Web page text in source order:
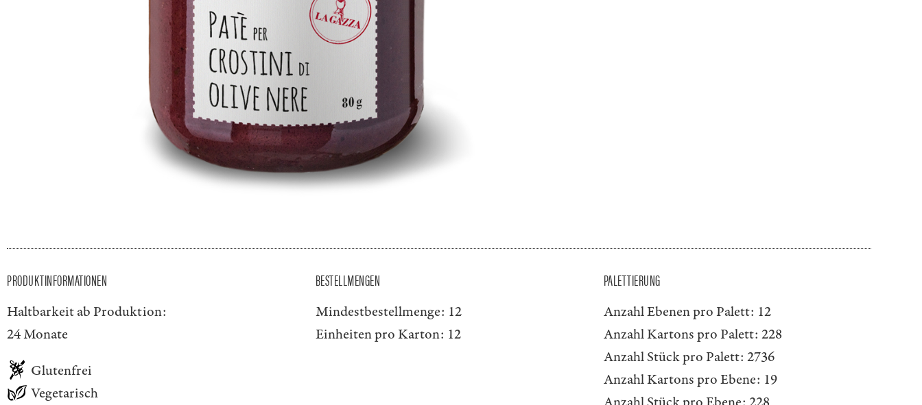
PRODUKTINFORMATIONEN
Haltbarkeit ab Produktion:
24 Monate
Glutenfrei
Vegetarisch
BESTELLMENGEN
Mindestbestellmenge: 12
Einheiten pro Karton: 12
PALETTIERUNG
Anzahl Ebenen pro Palett: 12
Anzahl Kartons pro Palett: 228
Anzahl Stück pro Palett: 2736
Anzahl Kartons pro Ebene: 19